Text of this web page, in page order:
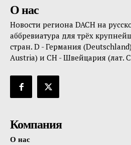
О нас
Новости региона DACH на
аббревиатура для трёх
стран. D - Германия
Austria) и CH - Швейцария (лат.
Компания
О нас